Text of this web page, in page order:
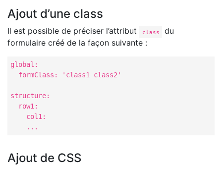
Ajout d’une class
Il est possible de préciser l’attribut class
du
formulaire créé de la façon suivante :
global:
  formClass: 'class1 class2'
structure:
  row1:
    col1:
    ...
Ajout de CSS